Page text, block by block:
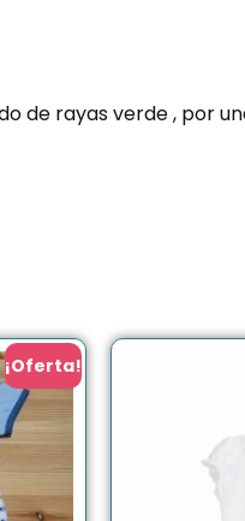
de rayas verde , por
¡Oferta!